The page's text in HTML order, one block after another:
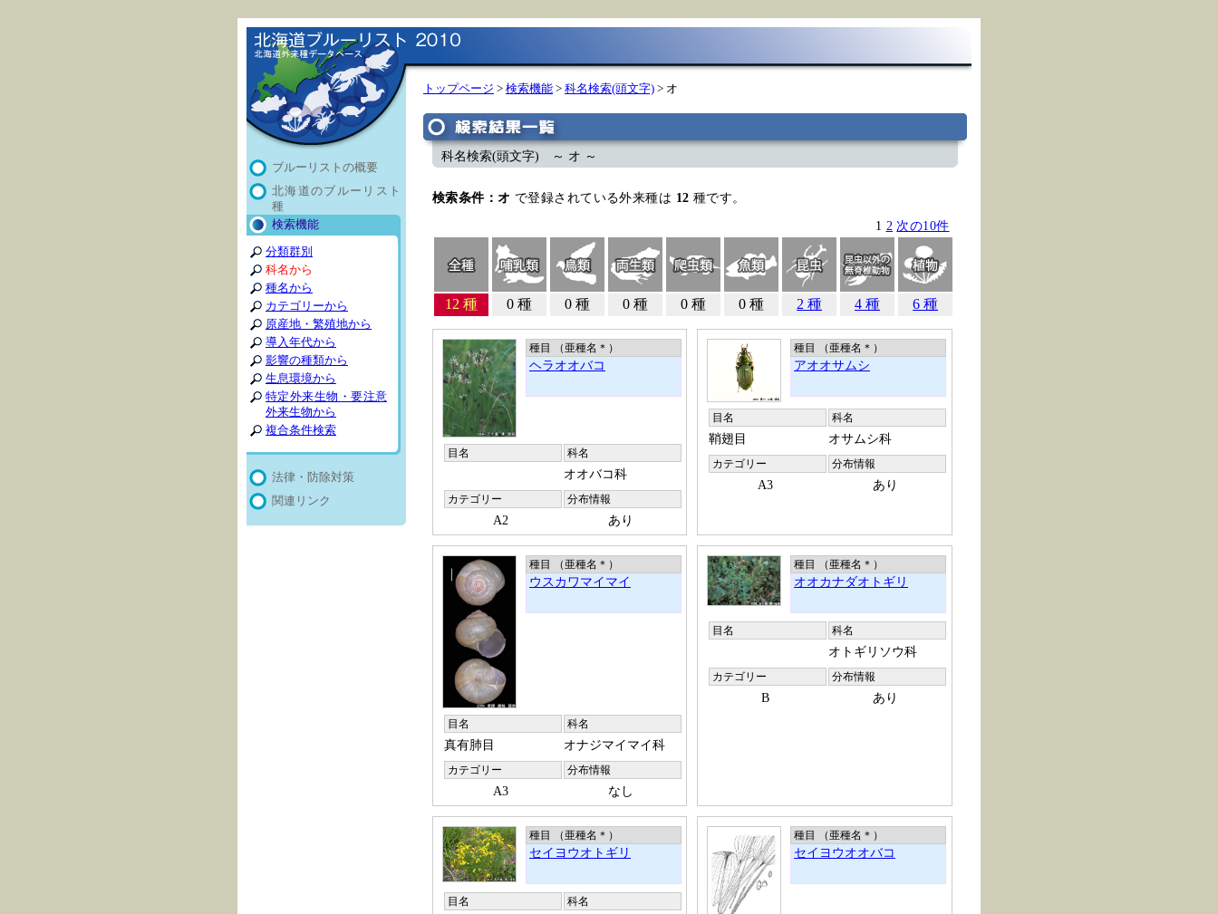
ブルーリストの概要
北海道のブルーリスト
種
検索機能
分類群別
科名から
種名から
カテゴリーから
原産地・繁殖地から
導入年代から
影響の種類から
生息環境から
特定外来生物・要注意
外来生物から
複合条件検索
法律・防除対策
関連リンク
トップページ > 検索機能 > 科名検索(頭文字) > オ
科名検索(頭文字) ～ オ ～
検索条件：オ で登録されている外来種は 12 種です。
1 2 次の10件
12 種 0 種 0 種 0 種 0 種 0 種 2 種 4 種 6 種
種目 （亜種名 ＊ ）
ヘラオオバコ
目名 科名
オオバコ科
カテゴリー
A2
分布情報
あり
種目 （亜種名 ＊ ）
アオオサムシ
目名
鞘翅目
科名
オサムシ科
カテゴリー
A3
分布情報
あり
種目 （亜種名 ＊ ）
ウスカワマイマイ
目名
真有肺目
科名
オナジマイマイ科
カテゴリー
A3
分布情報
なし
種目 （亜種名 ＊ ）
オオカナダオトギリ
目名 科名
オトギリソウ科
カテゴリー
B
分布情報
あり
種目 （亜種名 ＊ ）
セイヨウオトギリ
目名 科名
種目 （亜種名 ＊ ）
セイヨウオオバコ